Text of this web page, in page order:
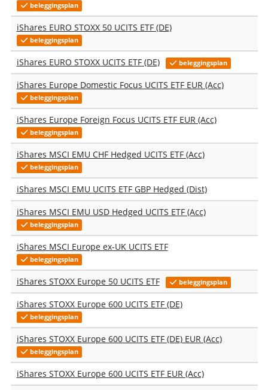
beleggingsplan
iShares EURO STOXX 50 UCITS ETF (DE)
beleggingsplan
iShares EURO STOXX UCITS ETF (DE) beleggingsplan
iShares Europe Domestic Focus UCITS ETF EUR (Acc)
beleggingsplan
iShares Europe Foreign Focus UCITS ETF EUR (Acc)
beleggingsplan
iShares MSCI EMU CHF Hedged UCITS ETF (Acc)
beleggingsplan
iShares MSCI EMU UCITS ETF GBP Hedged (Dist)
iShares MSCI EMU USD Hedged UCITS ETF (Acc)
beleggingsplan
iShares MSCI Europe ex-UK UCITS ETF
beleggingsplan
iShares STOXX Europe 50 UCITS ETF beleggingsplan
iShares STOXX Europe 600 UCITS ETF (DE)
beleggingsplan
iShares STOXX Europe 600 UCITS ETF (DE) EUR (Acc)
beleggingsplan
iShares STOXX Europe 600 UCITS ETF EUR (Acc)